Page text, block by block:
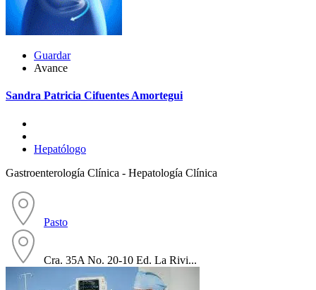
Guardar
Avance
Sandra Patricia Cifuentes Amortegui
Hepatólogo
Gastroenterología Clínica - Hepatología Clínica
Pasto
Cra. 35A No. 20-10 Ed. La Rivi...